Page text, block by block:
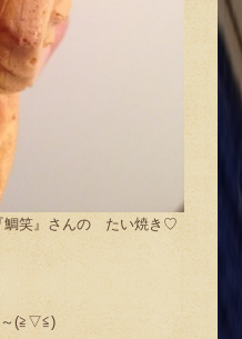
鯛笑』さんの たい焼き♡
(≧▽≦)